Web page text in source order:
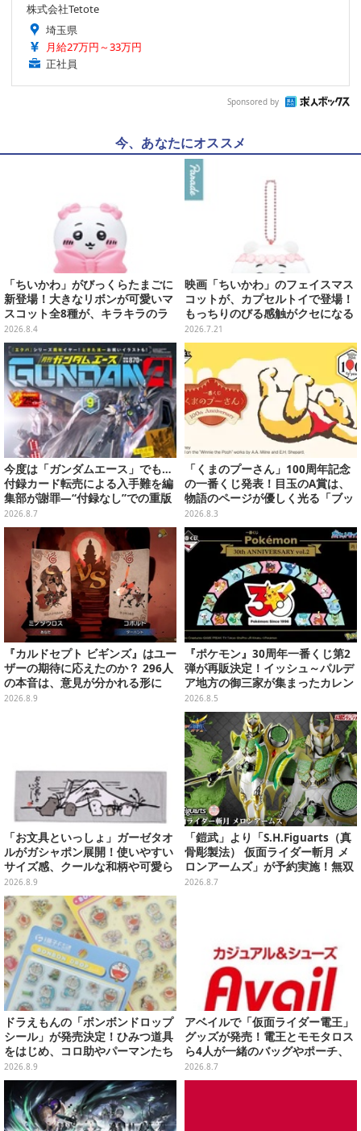
株式会社Tetote
埼玉県
月給27万円～33万円
正社員
Sponsored by
今、あなたにオススメ
「ちいかわ」がびっくらたまごに
新登場！大きなリボンが可愛いマ
スコット全8種が、キラキラのラ
メ入り入浴剤から飛び出す
2026.8.4
映画「ちいかわ」のフェイスマス
コットが、カプセルトイで登場！
もっちりのびる感触がクセになる
ハチワレ、セイレーンなど全5種
2026.7.21
今度は「ガンダムエース」でも…
付録カード転売による入手難を編
集部が謝罪―“付録なし”での重版
対応を進行中
2026.8.7
「くまのプーさん」100周年記念
の一番くじ発表！目玉のA賞は、
物語のページが優しく光る「ブッ
クシェイプドライト」
2026.8.3
『カルドセプト ビギンズ』はユー
ザーの期待に応えたのか？ 296人
の本音は、意見が分かれる形に
【アンケ結果】
2026.8.9
『ポケモン』30周年一番くじ第2
弾が再販決定！イッシュ～パルデ
ア地方の御三家が集まったカレン
ダー、ぬいぐるみなど記念グッズ
盛りだくさん
2026.8.5
「お文具といっしょ」ガーゼタオ
ルがガシャポン展開！使いやすい
サイズ感、クールな和柄や可愛ら
しいお寿司など全4種
2026.8.9
「鎧武」より「S.H.Figuarts（真
骨彫製法） 仮面ライダー斬月 メ
ロンアームズ」が予約実施！無双
セイバー、メロンディフェンダー
2026.8.7
ドラえもんの「ボンボンドロップ
シール」が発売決定！ひみつ道具
をはじめ、コロ助やパーマンたち
「藤子・F・不二雄」キャラも収
録の全2種類
2026.8.9
アベイルで「仮面ライダー電王」
グッズが発売！電王とモモタロス
ら4人が一緒のバッグやポーチ、
収納ボックスも
2026.8.7